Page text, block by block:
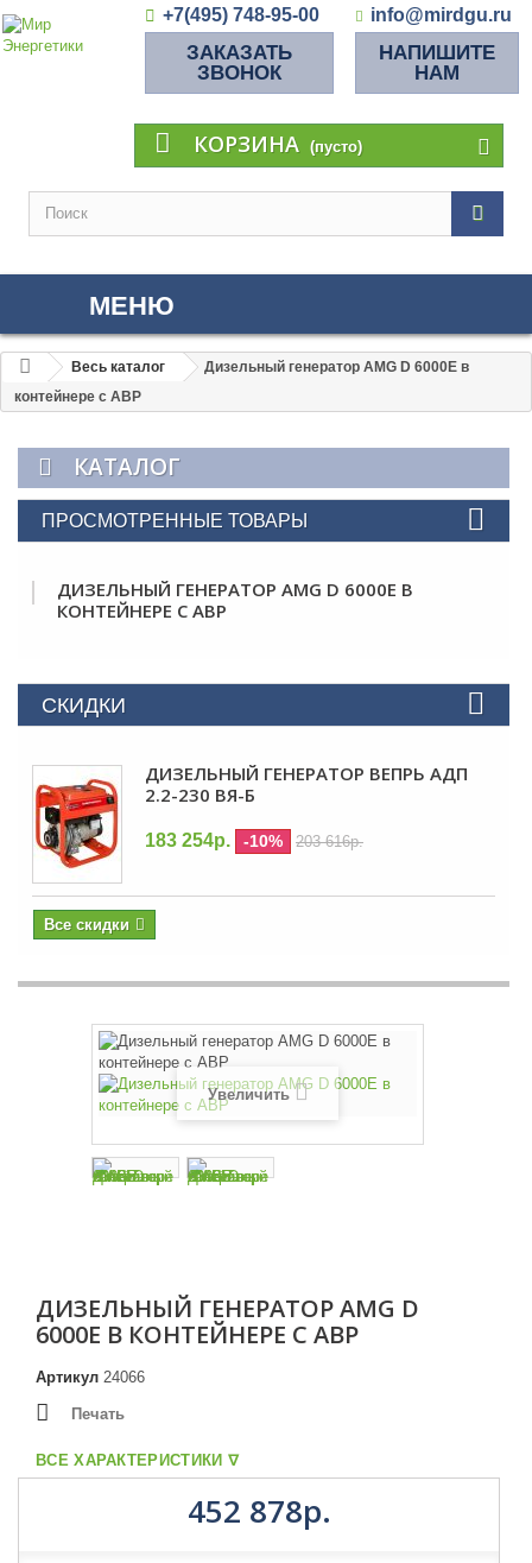
+7(495) 748-95-00 info@mirdgu.ru
ЗАКАЗАТЬ
ЗВОНОК
НАПИШИТЕ
НАМ
КОРЗИНА (пусто)
МЕНЮ
Весь каталог
Дизельный генератор AMG D 6000E в
контейнере с АВР
КАТАЛОГ
ПРОСМОТРЕННЫЕ ТОВАРЫ
ДИЗЕЛЬНЫЙ ГЕНЕРАТОР AMG D 6000E В
КОНТЕЙНЕРЕ С АВР
СКИДКИ
ДИЗЕЛЬНЫЙ ГЕНЕРАТОР ВЕПРЬ АДП
2.2-230 ВЯ-Б
183 254р. -10% 203 616р.
Все скидки
Увеличить
ДИЗЕЛЬНЫЙ ГЕНЕРАТОР AMG D
6000E В КОНТЕЙНЕРЕ С АВР
Артикул 24066
Печать
ВСЕ ХАРАКТЕРИСТИКИ ᐁ
452 878р.